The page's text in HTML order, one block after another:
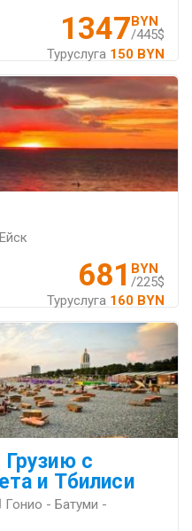
1347 BYN
/445$
Туруслуга 150 BYN
Ейск
681 BYN
/225$
Туруслуга 160 BYN
с
и Тбилиси
Гонио - Батуми -